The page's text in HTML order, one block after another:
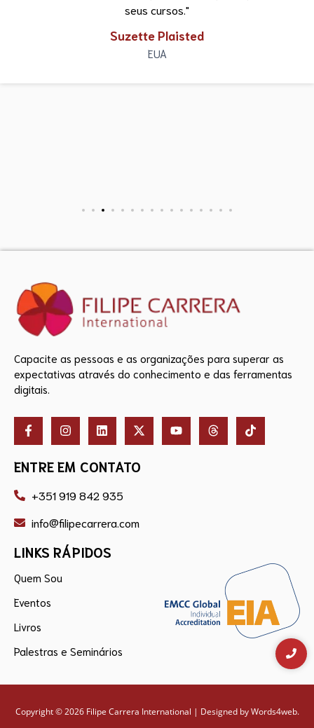
Suzette Plaisted
EUA
seus cursos."
Capacite as pessoas e as organizações para superar as
expectativas através do conhecimento e das ferramentas
digitais.
ENTRE EM CONTATO
+351 919 842 935
info@filipecarrera.com
LINKS RÁPIDOS
Quem Sou
Eventos
Livros
Palestras e Seminários
Copyright © 2026 Filipe Carrera International | Designed byWords4web.